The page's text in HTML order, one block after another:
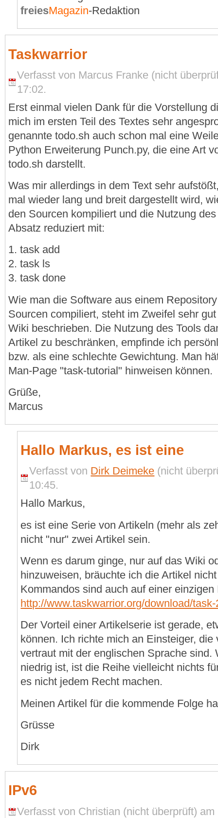
freiesMagazin-Redaktion
Taskwarrior
Verfasst von Marcus Franke (nicht
17:02.
Erst einmal vielen Dank für die Vorstellung
mich im ersten Teil des Textes sehr
genannte todo.sh auch schon mal eine
Python Erweiterung Punch.py, die eine Art
todo.sh darstellt.
Was mir allerdings in dem Text sehr
mal wieder lang und breit dargestellt wird,
den Sourcen kompiliert und die Nutzung
Absatz reduziert mit:
1. task add
2. task ls
3. task done
Wie man die Software aus einem
Sourcen compiliert, steht im Zweifel sehr
Wiki beschrieben. Die Nutzung des Tools
Artikel zu beschränken, empfinde ich
bzw. als eine schlechte Gewichtung. Man
Man-Page "task-tutorial" hinweisen können.
Grüße,
Marcus
Hallo Markus, es ist eine
Verfasst von Dirk Deimeke (nicht
10:45.
Hallo Markus,
es ist eine Serie von Artikeln (mehr als
nicht "nur" zwei Artikel sein.
Wenn es darum ginge, nur auf das Wiki
hinzuweisen, bräuchte ich die Artikel
Kommandos sind auch auf einer
http://www.taskwarrior.org/download/
Der Vorteil einer Artikelserie ist gerade,
können. Ich richte mich an Einsteiger,
vertraut mit der englischen Sprache sind.
niedrig ist, ist die Reihe vielleicht nichts
es nicht jedem Recht machen.
Meinen Artikel für die kommende Folge
Grüsse
Dirk
IPv6
Verfasst von Christian (nicht überprüft)